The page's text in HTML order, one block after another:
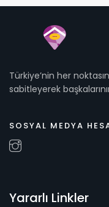
Türkiye’nin her
sabitleyerek
SOSYAL MEDYA
Yararlı Linkler